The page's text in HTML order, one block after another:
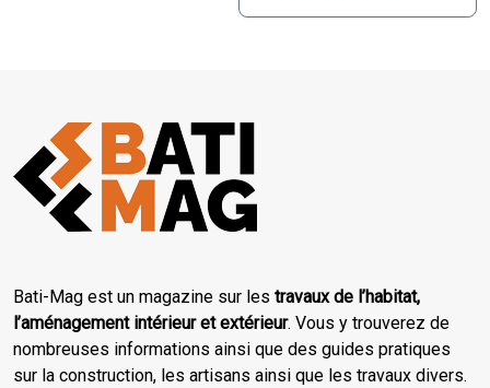
Bati-Mag est un magazine sur les travaux de l’habitat,
l’aménagement intérieur et extérieur. Vous y trouverez de
nombreuses informations ainsi que des guides pratiques
sur la construction, les artisans ainsi que les travaux divers.